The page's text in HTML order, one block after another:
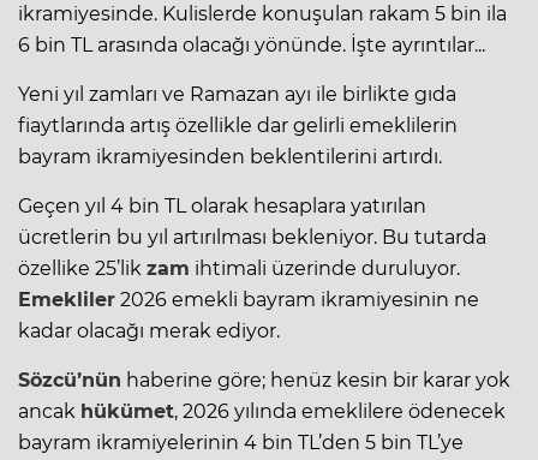
ikramiyesinde. Kulislerde konuşulan rakam 5 bin ila
6 bin TL arasında olacağı yönünde. İşte ayrıntılar...
Yeni yıl zamları ve Ramazan ayı ile birlikte gıda
fiaytlarında artış özellikle dar gelirli emeklilerin
bayram ikramiyesinden beklentilerini artırdı.
Geçen yıl 4 bin TL olarak hesaplara yatırılan
ücretlerin bu yıl artırılması bekleniyor. Bu tutarda
özellike 25’lik zam ihtimali üzerinde duruluyor.
Emekliler 2026 emekli bayram ikramiyesinin ne
kadar olacağı merak ediyor.
Sözcü’nün haberine göre; henüz kesin bir karar yok
ancak hükümet, 2026 yılında emeklilere ödenecek
bayram ikramiyelerinin 4 bin TL’den 5 bin TL’ye